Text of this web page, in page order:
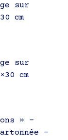
sur
cm
sur
cm
» –
–